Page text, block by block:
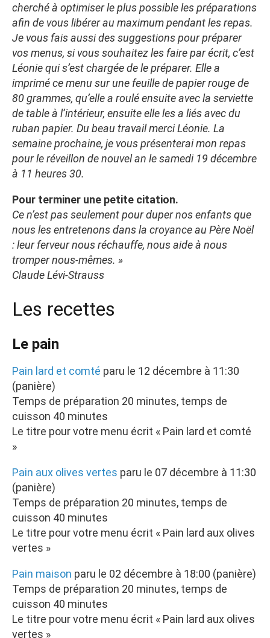
cherché à optimiser le plus possible les préparations
afin de vous libérer au maximum pendant les repas.
Je vous fais aussi des suggestions pour préparer
vos menus, si vous souhaitez les faire par écrit, c’est
Léonie qui s’est chargée de le préparer. Elle a
imprimé ce menu sur une feuille de papier rouge de
80 grammes, qu’elle a roulé ensuite avec la serviette
de table à l’intérieur, ensuite elle les a liés avec du
ruban papier. Du beau travail merci Léonie. La
semaine prochaine, je vous présenterai mon repas
pour le réveillon de nouvel an le samedi 19 décembre
à 11 heures 30.
Pour terminer une petite citation.
Ce n’est pas seulement pour duper nos enfants que
nous les entretenons dans la croyance au Père Noël
: leur ferveur nous réchauffe, nous aide à nous
tromper nous-mêmes. »
Claude Lévi-Strauss
Les recettes
Le pain
Pain lard et comté paru le 12 décembre à 11:30
(panière)
Temps de préparation 20 minutes, temps de
cuisson 40 minutes
Le titre pour votre menu écrit « Pain lard et comté
»
Pain aux olives vertes paru le 07 décembre à 11:30
(panière)
Temps de préparation 20 minutes, temps de
cuisson 40 minutes
Le titre pour votre menu écrit « Pain lard aux olives
vertes »
Pain maison paru le 02 décembre à 18:00 (panière)
Temps de préparation 20 minutes, temps de
cuisson 40 minutes
Le titre pour votre menu écrit « Pain lard aux olives
vertes »